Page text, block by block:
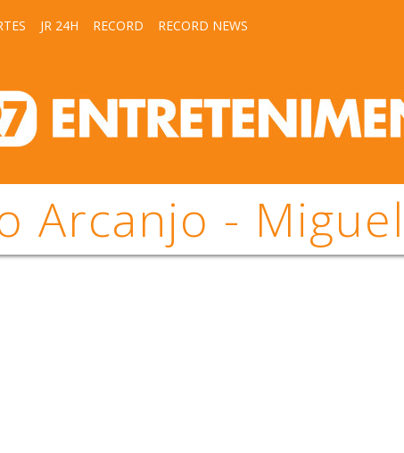
JR 24H RECORD RECORD NEWS
Arcanjo -